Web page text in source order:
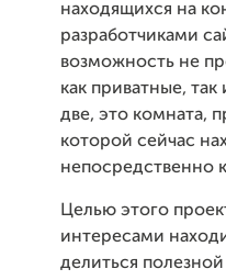
находящихся на
разработчиками
возможность не
как приватные,
две, это комната,
которой сейчас
непосредственно
Целью этого
интересами
делиться